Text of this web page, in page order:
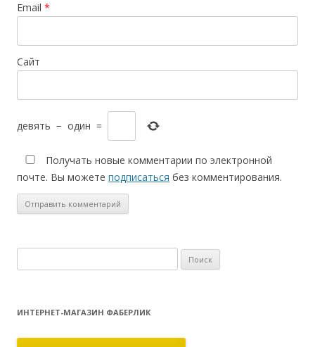
Email *
Сайт
девять − один =
Получать новые комментарии по электронной
почте. Вы можете подписаться без комментирования.
ИНТЕРНЕТ-МАГАЗИН ФАБЕРЛИК